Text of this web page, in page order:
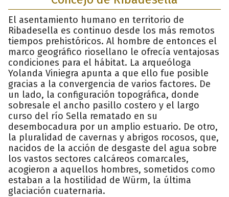
El asentamiento humano en territorio de
Ribadesella es continuo desde los más remotos
tiempos prehistóricos. Al hombre de entonces el
marco geográfico riosellano le ofrecía ventajosas
condiciones para el hábitat. La arqueóloga
Yolanda Viniegra apunta a que ello fue posible
gracias a la convergencia de varios factores. De
un lado, la configuración topográfica, donde
sobresale el ancho pasillo costero y el largo
curso del río Sella rematado en su
desembocadura por un amplio estuario. De otro,
la pluralidad de cavernas y abrigos rocosos, que,
nacidos de la acción de desgaste del agua sobre
los vastos sectores calcáreos comarcales,
acogieron a aquellos hombres, sometidos como
estaban a la hostilidad de Würm, la última
glaciación cuaternaria.